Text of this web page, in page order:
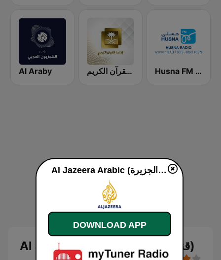
Al Araby إذاعة القرآن الكريم - Holy Quran Radio Husna FM (حسنى)
Al Jazeera Arabic (قناة الجزيرة)
Al Jazeera Arabic (قناة الجزيرة) live
DOWNLOAD APP